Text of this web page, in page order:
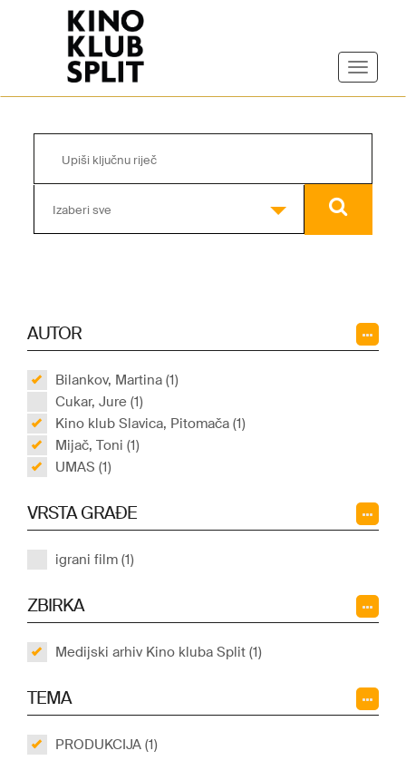
Izaberi sve
AUTOR
Bilankov, Martina (1)
Cukar, Jure (1)
Kino klub Slavica, Pitomača (1)
Mijač, Toni (1)
UMAS (1)
VRSTA GRAĐE
igrani film (1)
ZBIRKA
Medijski arhiv Kino kluba Split (1)
TEMA
PRODUKCIJA (1)